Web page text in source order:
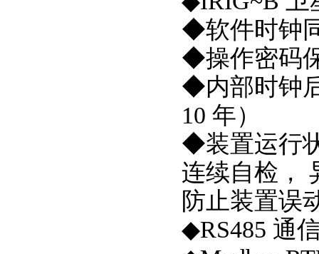
◆软件时钟
◆操作密码
◆内部时钟
10 年）
◆装置运行
连续自检，
防止装置误
◆RS485 通